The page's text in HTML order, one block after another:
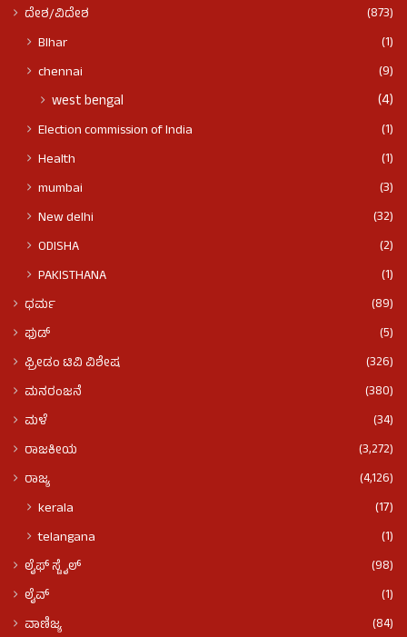
ದೇಶ/ವಿದೇಶ
(873)
BIhar
(1)
chennai
(9)
west bengal (4)
Election commission of India
(1)
Health
(1)
mumbai
(3)
New delhi
(32)
ODISHA
(2)
PAKISTHANA
(1)
ಧರ್ಮ
(89)
ಫುಡ್​​
(5)
ಫ್ರೀಡಂ ಟಿವಿ ವಿಶೇಷ
(326)
ಮನರಂಜನೆ
(380)
ಮಳೆ
(34)
ರಾಜಕೀಯ
(3,272)
ರಾಜ್ಯ
(4,126)
kerala
(17)
telangana
(1)
ಲೈಫ್ ಸ್ಟೈಲ್
(98)
ಲೈವ್
(1)
ವಾಣಿಜ್ಯ
(84)